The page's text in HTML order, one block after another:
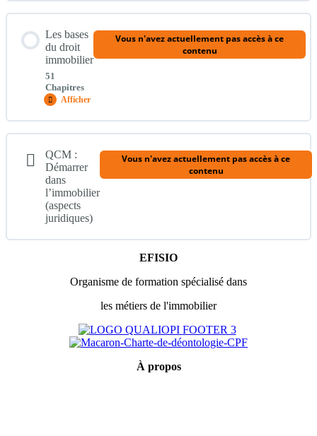
Les bases
du droit
immobilier
51
Chapitres
Vous n'avez actuellement pas accès à ce
contenu
Afficher
Les
droit
0% TERMINÉ
1 – Chronologie d’une vente immobilière
2 – La loi Hoguet (transaction/location/gestion)
3 – Déontologie (A)
QCM :
Démarrer
dans
l’immobilier
(aspects
juridiques)
Vous n'avez actuellement pas accès à ce
contenu
EFISIO
Organisme de formation spécialisé dans
les métiers de l'immobilier
Àpropos